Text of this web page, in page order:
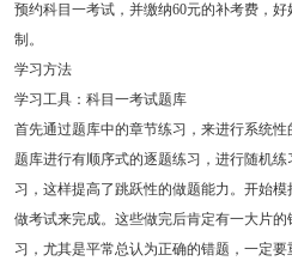
预约科目一考试，并缴纳60元的补考费，
制。
学习方法
学习工具：科目一考试题库
首先通过题库中的章节练习，来进行系统
题库进行有顺序式的逐题练习，进行随机
习，这样提高了跳跃性的做题能力。开始
做考试来完成。这些做完后肯定有一大片
习，尤其是平常总认为正确的错题，一定要